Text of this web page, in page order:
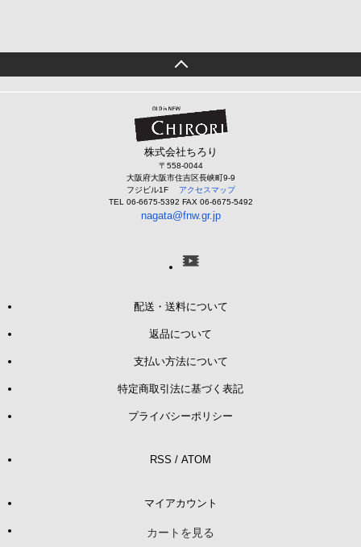
株式会社ちろり
〒558-0044
大阪府大阪市住吉区長峡町9-9
フジビル1F
アクセスマップ
TEL 06-6675-5392 FAX 06-6675-5492
nagata@fnw.gr.jp
配送・送料について
返品について
支払い方法について
特定商取引法に基づく表記
プライバシーポリシー
RSS / ATOM
マイアカウント
カートを見る